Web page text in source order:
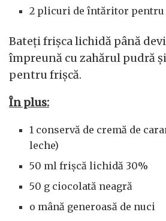
2 plicuri de întăritor pentru
Bateți frișca lichidă până
împreună cu zahărul pudră
pentru frișcă.
În plus:
1 conservă de cremă de
leche)
50 ml frișcă lichidă 30%
50 g ciocolată neagră
o mână generoasă de nuci